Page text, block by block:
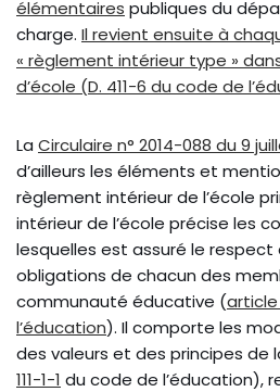
élémentaires publiques du
charge. Il revient ensuite à
« règlement intérieur type »
d’école (D. 411-6 du code de
La Circulaire n° 2014-088 du 9
d’ailleurs les éléments et
règlement intérieur de l’école
intérieur de l’école précise les
lesquelles est assuré le
obligations de chacun des
communauté éducative (article
l’éducation). Il comporte les
des valeurs et des principes de
111-1-1 du code de l’éducation),